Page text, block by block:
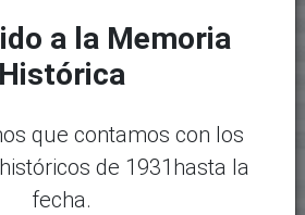
a la Memoria
Histórica
que contamos con los
de 1931hasta la
fecha.